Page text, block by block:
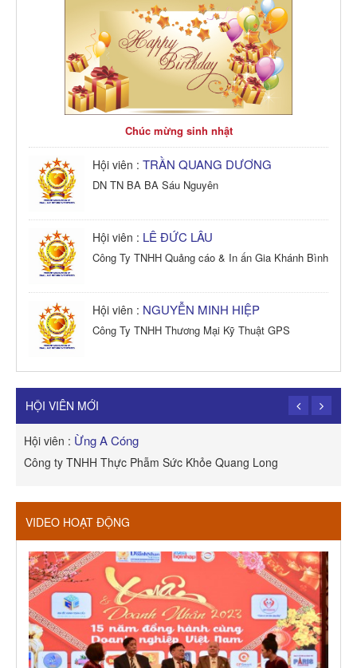
Chúc mừng sinh nhật
Hội viên : TRẦN QUANG DƯƠNG
DN TN BA BA Sáu Nguyên
Hội viên : LÊ ĐỨC LÂU
Công Ty TNHH Quảng cáo & In ấn Gia Khánh Bình
Hội viên : NGUYỄN MINH HIỆP
Công Ty TNHH Thương Mại Kỹ Thuật GPS
Công Ty TNHH Dịch vụ Cuộc Sống Hạnh Phúc
HỘI VIÊN MỚI
Hội viên : Ừng A Cóng
Công ty TNHH Thực Phẫm Sức Khỏe Quang Long
VIDEO HOẠT ĐỘNG